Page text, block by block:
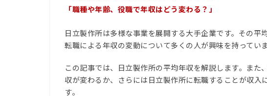
「職種や年齢、役職で年収はどう変わる？」
日立製作所は多様な事業を展開する大手企業です。その平
転職による年収の変動について多くの人が興味を持っていま
この記事では、日立製作所の平均年収を解説します。また
収が変わるか、さらには日立製作所に転職することが収入
す。